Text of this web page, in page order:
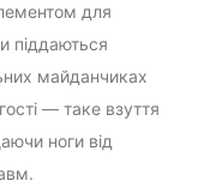
для
піддаються
майданчиках
— таке взуття
ноги від